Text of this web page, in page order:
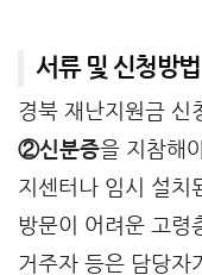
서류 및 신청방법
경북 재난지원금 신
②신분증을 지참해
지센터나 임시 설치
방문이 어려운 고령
거주자 등은 담당자